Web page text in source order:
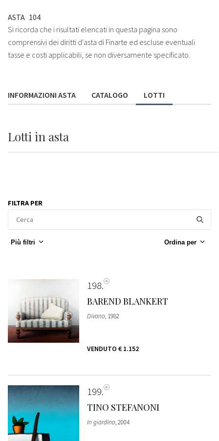
ASTA 104
Si ricorda che i risultati elencati in questa pagina sono
comprensivi dei diritti d'asta di Finarte ed escluse eventuali
tasse e costi applicabili, se non diversamente specificato.
INFORMAZIONI ASTA CATALOGO LOTTI
Lotti in asta
FILTRA PER
Più filtri Ordina per
198
BAREND BLANKERT
Divano, 1982
VENDUTO € 1.152
199
TINO STEFANONI
In giardino, 2004